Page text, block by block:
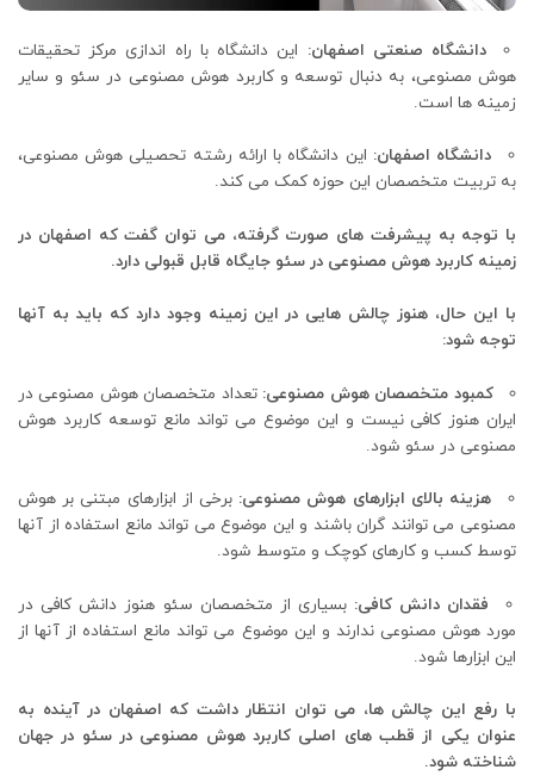
دانشگاه صنعتی اصفهان: این دانشگاه با راه اندازی مرکز تحقیقات
هوش مصنوعی، به دنبال توسعه و کاربرد هوش مصنوعی در سئو و سایر
زمینه ها است.
دانشگاه اصفهان: این دانشگاه با ارائه رشته تحصیلی هوش مصنوعی،
به تربیت متخصصان این حوزه کمک می کند.
با توجه به پیشرفت های صورت گرفته، می توان گفت که اصفهان در
زمینه کاربرد هوش مصنوعی در سئو جایگاه قابل قبولی دارد.
با این حال، هنوز چالش هایی در این زمینه وجود دارد که باید به آنها
توجه شود:
کمبود متخصصان هوش مصنوعی: تعداد متخصصان هوش مصنوعی در
ایران هنوز کافی نیست و این موضوع می تواند مانع توسعه کاربرد هوش
مصنوعی در سئو شود.
هزینه بالای ابزارهای هوش مصنوعی: برخی از ابزارهای مبتنی بر هوش
مصنوعی می توانند گران باشند و این موضوع می تواند مانع استفاده از آنها
توسط کسب و کارهای کوچک و متوسط شود.
فقدان دانش کافی: بسیاری از متخصصان سئو هنوز دانش کافی در
مورد هوش مصنوعی ندارند و این موضوع می تواند مانع استفاده از آنها از
این ابزارها شود.
با رفع این چالش ها، می توان انتظار داشت که اصفهان در آینده به
عنوان یکی از قطب های اصلی کاربرد هوش مصنوعی در سئو در جهان
شناخته شود.